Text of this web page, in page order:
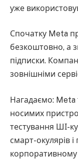
уже
Спочатку Meta
безкоштовно, а
підписки.
зовнішніми
Нагадаємо: Meta
носимих
тестування ШІ-
смарт-окулярів
корпоративному